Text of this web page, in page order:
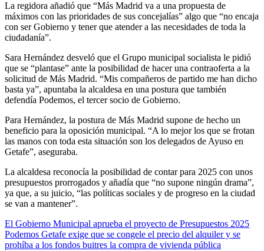
La regidora añadió que “Más Madrid va a una propuesta de
máximos con las prioridades de sus concejalías” algo que “no encaja
con ser Gobierno y tener que atender a las necesidades de toda la
ciudadanía”.
Sara Hernández desveló que el Grupo municipal socialista le pidió
que se “plantase” ante la posibilidad de hacer una contraoferta a la
solicitud de Más Madrid. “Mis compañeros de partido me han dicho
basta ya”, apuntaba la alcaldesa en una postura que también
defendía Podemos, el tercer socio de Gobierno.
Para Hernández, la postura de Más Madrid supone de hecho un
beneficio para la oposición municipal. “A lo mejor los que se frotan
las manos con toda esta situación son los delegados de Ayuso en
Getafe”, aseguraba.
La alcaldesa reconocía la posibilidad de contar para 2025 con unos
presupuestos prorrogados y añadía que “no supone ningún drama”,
ya que, a su juicio, “las políticas sociales y de progreso en la ciudad
se van a mantener”.
Navegación
de
El Gobierno Municipal aprueba el proyecto de Presupuestos 2025
Podemos Getafe exige que se congele el precio del alquiler y se
prohíba a los fondos buitres la compra de vivienda pública